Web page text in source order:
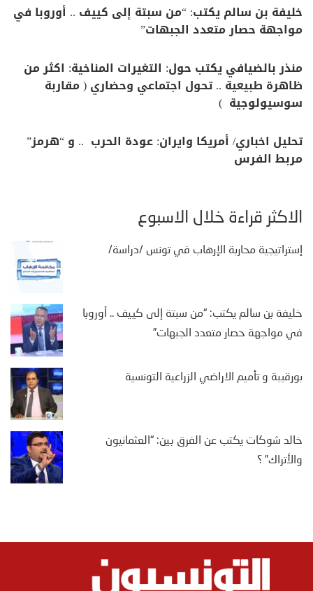
خليفة بن سالم يكتب: “من سبتة إلى كييف .. أوروبا في
مواجهة حصار متعدد الجبهات”
منذر بالضيافي يكتب حول: التغيرات المناخية: اكثر من
ظاهرة طبيعية .. تحول اجتماعي وحضاري ( مقاربة
سوسيولوجية )
تحليل اخباري/ أمريكا وايران: عودة الحرب .. و “هرمز”
مربط الفرس
الأكثر قراءة خلال الأسبوع
إستراتيجية محاربة الإرهاب في تونس /دراسة/
خليفة بن سالم يكتب: “من سبتة إلى كييف .. أوروبا
في مواجهة حصار متعدد الجبهات”
بورقيبة و تأميم الاراضي الزراعية التونسية
خالد شوكات يكتب عن الفرق بين: “العثمانيون
والأتراك” ؟